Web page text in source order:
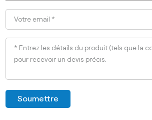
Soumettre